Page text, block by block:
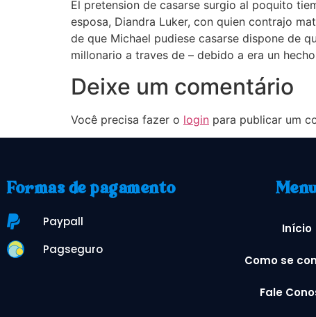
El pretension de casarse surgio al poquito
esposa, Diandra Luker, con quien contrajo
de que Michael pudiese casarse dispone de
millonario a traves de – debido a era un
Deixe um comentário
Você precisa fazer o login para publicar um
Formas de pagamento
Paypall
Pagseguro
Início
Como se
Fale